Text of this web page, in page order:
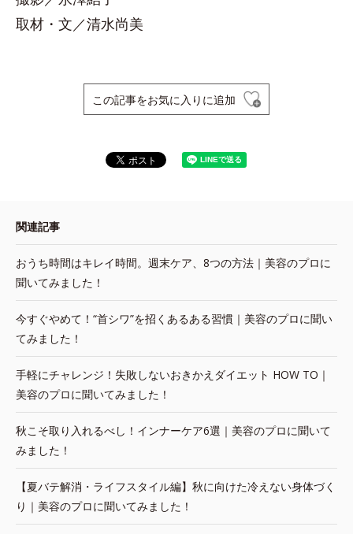
取材・文／清水尚美
この記事をお気に入りに追加
関連記事
おうち時間はキレイ時間。週末ケア、8つの方法｜美容のプロに
聞いてみました！
今すぐやめて！“首シワ”を招くあるある習慣｜美容のプロに聞い
てみました！
手軽にチャレンジ！失敗しないおきかえダイエット HOW TO｜
美容のプロに聞いてみました！
秋こそ取り入れるべし！インナーケア6選｜美容のプロに聞いて
みました！
【夏バテ解消・ライフスタイル編】秋に向けた冷えない身体づく
り｜美容のプロに聞いてみました！